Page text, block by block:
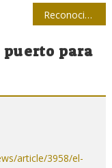
Reconocimiento de la Anap a periodistas por Día de la Prensa Cubana
puerto para
article/3958/el-